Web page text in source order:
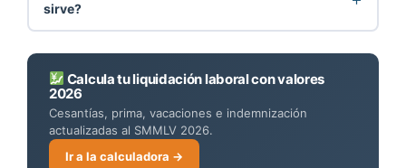
sirve?
Calcula tu liquidación laboral con valores
2026
Cesantías, prima, vacaciones e indemnización
actualizadas al SMMLV 2026.
Ir a la calculadora →